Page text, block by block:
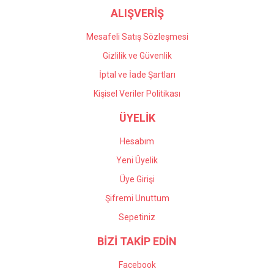
ALIŞVERİŞ
Mesafeli Satış Sözleşmesi
Gizlilik ve Güvenlik
İptal ve İade Şartları
Kişisel Veriler Politikası
ÜYELİK
Hesabım
Yeni Üyelik
Üye Girişi
Şifremi Unuttum
Sepetiniz
BİZİ TAKİP EDİN
Facebook